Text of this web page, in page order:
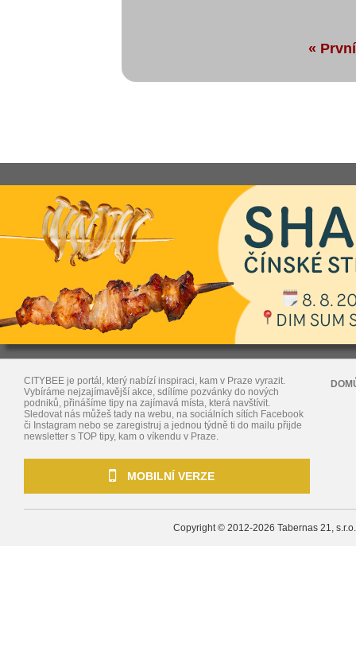
« První
CITYBEE je portál, který nabízí inspiraci, kam v Praze vyrazit.
Vybíráme nejzajímavější akce, sdílíme pozvánky do nových
podniků, přinášíme tipy na zajímavá místa, která navštívit.
Sledovat nás můžeš tady na webu, na sociálních sítích Facebook
či Instagram nebo se zaregistruj a jednou týdně ti do mailu přijde
newsletter s TOP tipy, kam o víkendu v Praze.
MOBILNÍ VERZE
Copyright © 2012-2026 Tabernas 21, s.r.o.